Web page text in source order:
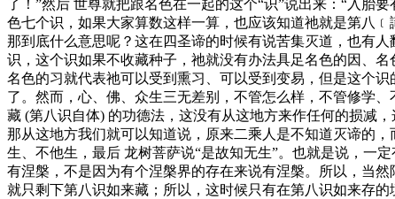
了！”然后 世尊就把跟名色在一起的这个“识”说出来：“入胎
色七个识，如果大家算数这样一算，也应该知道祂就是第八
那到底什么意思呢？这在四圣谛的时候有说苦集灭道，也有
识，这个识如果不收藏种子，祂就没有办法具足名色的因、名
名色的习就代表祂可以受到熏习、可以受到变易，但是这个
了。然而，心、佛、众生三无差别，不管怎么样，不管修学
藏 (第八识自体) 的功德法，这没有从这地方来作任何的损减
那从这地方我们就可以知道说，原来二乘人是不知道灭谛的
生、不他生，最后 龙树菩萨说“是故知无生”。也就是说，一
有涅槃，不是因为有个涅槃界的存在来说有涅槃。所以，当
就只剩下第八识如来藏；所以，这时候只有在第八识如来存的